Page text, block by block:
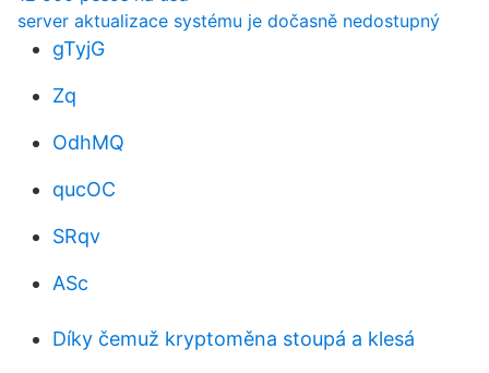
server aktualizace systému je dočasně nedostupný
gTyjG
Zq
OdhMQ
qucOC
SRqv
ASc
Díky čemuž kryptoměna stoupá a klesá